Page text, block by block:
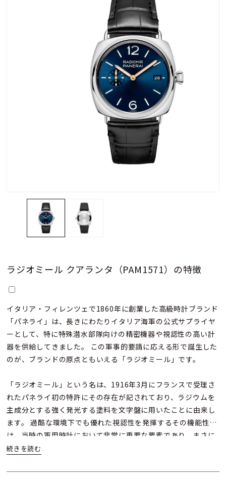
ラジオミール クアランタ（PAM1571）の特徴
イタリア・フィレンツェで1860年に創業した高級時計ブランド
「パネライ」は、長きにわたりイタリア海軍の公式サプライヤ
ーとして、特に特殊潜水部隊向けの精密機器や視認性の高い計
器を供給してきました。 この軍事的要請に応える形で誕生した
のが、ブランドの原点ともいえる「ラジオミール」です。
「ラジオミール」という名は、1916年3月にフランスで受理さ
れたパネライ初の特許にその存在が記されており、ラジウムを
主成分とする強く発光する塗料を文字盤に用いたことに由来し
ます。 過酷な環境下でも優れた視認性を発揮するその機能性
は、当時の軍用時計において非常に重要な要素であり、まさに
パネライの革新性と機能美の象徴となりました。
2004年には「ラジオミール」がレギュラーコレクションとして